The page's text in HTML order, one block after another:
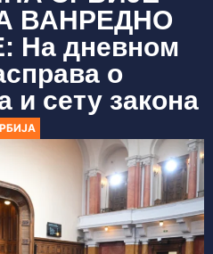
ВАНРЕДНО
дневном
о
и сету закона